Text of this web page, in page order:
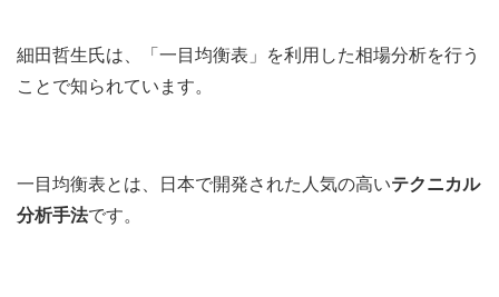
細田哲生氏は、「一目均衡表」を利用した相場分析を行う
ことで知られています。
一目均衡表とは、日本で開発された人気の高いテクニカル
分析手法です。